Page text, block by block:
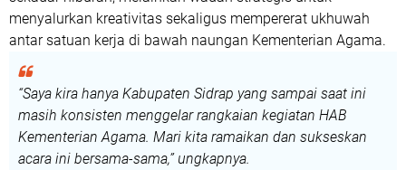
menyalurkan kreativitas sekaligus mempererat ukhuwah
antar satuan kerja di bawah naungan Kementerian Agama.
“Saya kira hanya Kabupaten Sidrap yang sampai saat ini
masih konsisten menggelar rangkaian kegiatan HAB
Kementerian Agama. Mari kita ramaikan dan sukseskan
acara ini bersama-sama,”ungkapnya.